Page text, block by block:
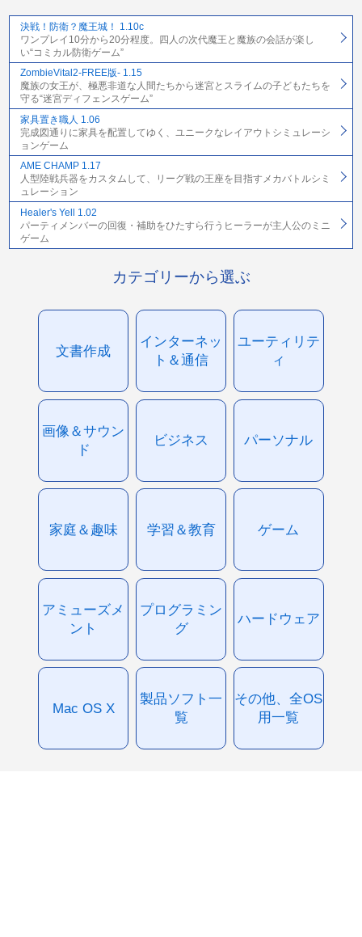
決戦！防衛？魔王城！ 1.10c
ワンプレイ10分から20分程度。四人の次代魔王と魔族の会話が楽し
い“コミカル防衛ゲーム”
ZombieVital2-FREE版- 1.15
魔族の女王が、極悪非道な人間たちから迷宮とスライムの子どもたちを
守る“迷宮ディフェンスゲーム”
家具置き職人 1.06
完成図通りに家具を配置してゆく、ユニークなレイアウトシミュレーシ
ョンゲーム
AME CHAMP 1.17
人型陸戦兵器をカスタムして、リーグ戦の王座を目指すメカバトルシミ
ュレーション
Healer's Yell 1.02
パーティメンバーの回復・補助をひたすら行うヒーラーが主人公のミニ
ゲーム
カテゴリーから選ぶ
文書作成
インターネッ
ト＆通信
ユーティリテ
ィ
画像＆サウン
ド
ビジネス パーソナル
家庭＆趣味 学習＆教育 ゲーム
アミューズメ
ント
プログラミン
グ
ハードウェア
Mac OS X
製品ソフト一
覧
その他、全OS
用一覧